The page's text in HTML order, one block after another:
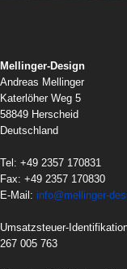
Mellinger-Design
Andreas Mellinger
Katerlöher Weg 5
58849 Herscheid
Deutschland
Tel: +49 2357 170831
Fax: +49 2357 170830
E-Mail: info@mellinger-
Umsatzsteuer-
267 005 763